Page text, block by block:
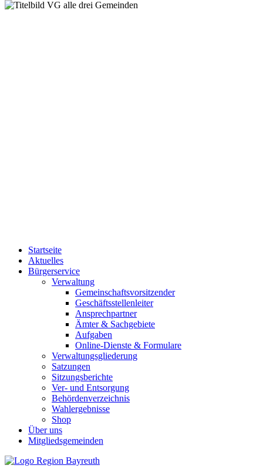
Startseite
Aktuelles
Bürgerservice
Verwaltung
Gemeinschaftsvorsitzender
Geschäftsstellenleiter
Ansprechpartner
Ämter & Sachgebiete
Aufgaben
Online-Dienste & Formulare
Verwaltungsgliederung
Satzungen
Sitzungsberichte
Ver- und Entsorgung
Behördenverzeichnis
Wahlergebnisse
Shop
Über uns
Mitgliedsgemeinden